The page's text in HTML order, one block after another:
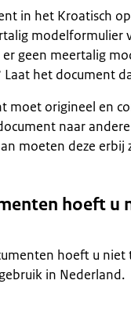
in het Kroatisch
modelformulier
er geen meertalig
Laat het document
moet origineel en
naar
moeten deze erbij
hoeft u
hoeft u niet
in Nederland.